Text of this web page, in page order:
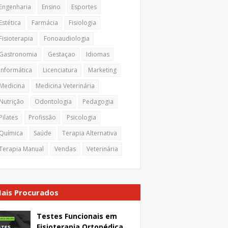
Ensino
Esportes
Farmácia
Fisiologia
Fonoaudiologia
Gestaçao
Idiomas
Licenciatura
Marketing
Medicina Veterinária
Odontologia
Pedagogia
Profissão
Psicologia
Saúde
Terapia Alternativa
Manual
Vendas Veterinária
Procurados
Testes Funcionais em